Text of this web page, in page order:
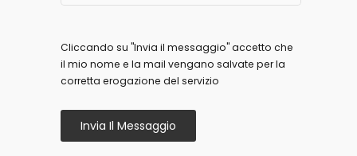
Cliccando su "Invia il messaggio" accetto che
il mio nome e la mail vengano salvate per la
corretta erogazione del servizio
Invia Il Messaggio